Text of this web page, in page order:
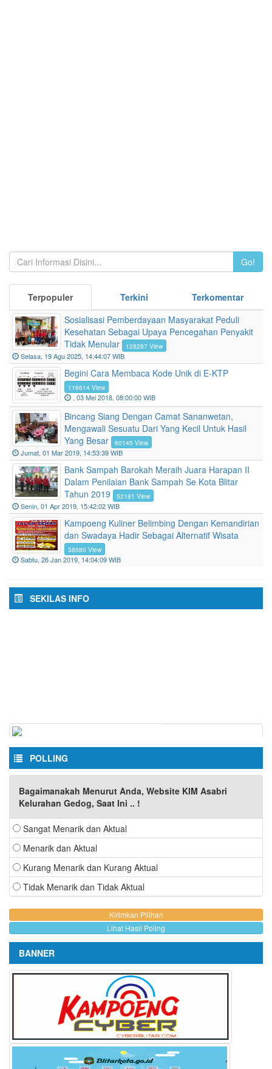
Go!
Terpopuler Terkini
Terkomentar
Sosialisasi Pemberdayaan Masyarakat Peduli
Kesehatan Sebagai Upaya Pencegahan Penyakit
Tidak Menular
128287 View
Selasa, 19 Agu 2025, 14:44:07 WIB
Begini Cara Membaca Kode Unik di E-KTP
116614 View
, 03 Mei 2018, 08:00:00 WIB
Bincang Siang Dengan Camat Sananwetan,
Mengawali Sesuatu Dari Yang Kecil Untuk Hasil
Yang Besar
60145 View
Jumat, 01 Mar 2019, 14:53:39 WIB
Bank Sampah Barokah Meraih Juara Harapan II
Dalam Penilaian Bank Sampah Se Kota Blitar
Tahun 2019
52181 View
Senin, 01 Apr 2019, 15:42:02 WIB
Kampoeng Kuliner Belimbing Dengan Kemandirian
dan Swadaya Hadir Sebagai Alternatif Wisata
38580 View
Sabtu, 26 Jan 2019, 14:04:09 WIB
SEKILAS INFO
POLLING
Bagaimanakah Menurut Anda, Website KIM Asabri
Kelurahan Gedog, Saat Ini .. !
Sangat Menarik dan Aktual
Menarik dan Aktual
Kurang Menarik dan Kurang Aktual
Tidak Menarik dan Tidak Aktual
Lihat Hasil Poling
BANNER